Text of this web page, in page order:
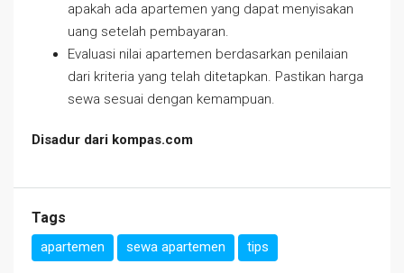
apakah ada apartemen yang dapat menyisakan
uang setelah pembayaran.
Evaluasi nilai apartemen berdasarkan penilaian
dari kriteria yang telah ditetapkan. Pastikan harga
sewa sesuai dengan kemampuan.
Disadur dari kompas.com
Tags
apartemen sewa apartemen tips